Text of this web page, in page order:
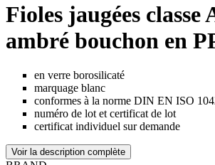
Fioles jaugées classe
ambré bouchon en
en verre borosilicaté
marquage blanc
conformes à la norme DIN EN ISO
numéro de lot et certificat de lot
certificat individuel sur demande
Voir la description complète